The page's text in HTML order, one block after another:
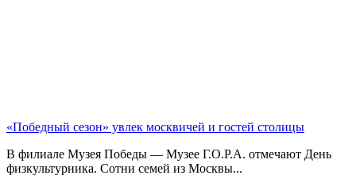
«Победный сезон» увлек москвичей и гостей столицы
В филиале Музея Победы — Музее Г.О.Р.А. отмечают День
физкультурника. Сотни семей из Москвы...